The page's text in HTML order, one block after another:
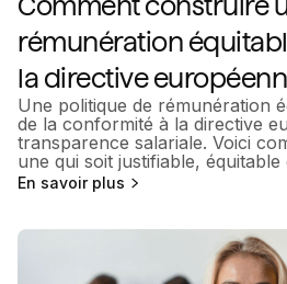
rémunération
la directive
Une politique de rémunération
de la conformité à la directive
transparence salariale. Voici
une qui soit justifiable, équitable
En savoir plus